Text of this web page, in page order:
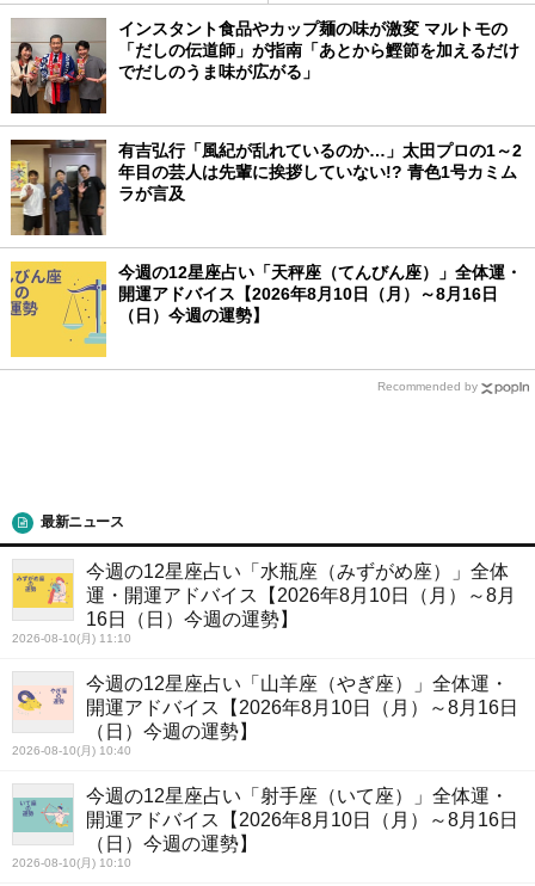
インスタント食品やカップ麺の味が激変 マルトモの
「だしの伝道師」が指南「あとから鰹節を加えるだけ
でだしのうま味が広がる」
有吉弘行「風紀が乱れているのか…」太田プロの1～2
年目の芸人は先輩に挨拶していない!? 青色1号カミム
ラが言及
今週の12星座占い「天秤座（てんびん座）」全体運・
開運アドバイス【2026年8月10日（月）～8月16日
（日）今週の運勢】
Recommended by
最新ニュース
今週の12星座占い「水瓶座（みずがめ座）」全体
運・開運アドバイス【2026年8月10日（月）～8月
16日（日）今週の運勢】
2026-08-10(月) 11:10
今週の12星座占い「山羊座（やぎ座）」全体運・
開運アドバイス【2026年8月10日（月）～8月16日
（日）今週の運勢】
2026-08-10(月) 10:40
今週の12星座占い「射手座（いて座）」全体運・
開運アドバイス【2026年8月10日（月）～8月16日
（日）今週の運勢】
2026-08-10(月) 10:10